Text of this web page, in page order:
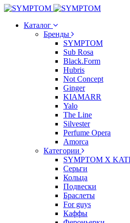
Каталог
Бренды
SYMPTOM
Sub Rosa
Black.Form
Hubris
Not Concept
Ginger
KIAMARR
Yalo
The Line
Silvester
Perfume Opera
Amorca
Категории
SYMPTOM X
Серьги
Кольца
Подвески
Браслеты
For guys
Каффы